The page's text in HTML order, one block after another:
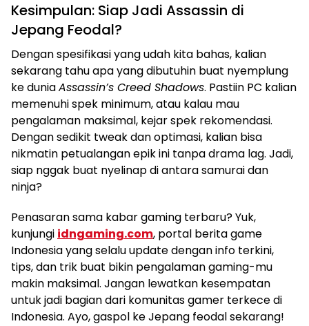
Kesimpulan: Siap Jadi Assassin di
Jepang Feodal?
Dengan spesifikasi yang udah kita bahas, kalian
sekarang tahu apa yang dibutuhin buat nyemplung
ke duniaAssassin’s Creed Shadows. Pastiin PC kalian
memenuhi spek minimum, atau kalau mau
pengalaman maksimal, kejar spek rekomendasi.
Dengan sedikit tweak dan optimasi, kalian bisa
nikmatin petualangan epik ini tanpa drama lag. Jadi,
siap nggak buat nyelinap di antara samurai dan
ninja?
Penasaran sama kabar gaming terbaru? Yuk,
kunjungi idngaming.com, portal berita game
Indonesia yang selalu update dengan info terkini,
tips, dan trik buat bikin pengalaman gaming-mu
makin maksimal. Jangan lewatkan kesempatan
untuk jadi bagian dari komunitas gamer terkece di
Indonesia. Ayo, gaspol ke Jepang feodal sekarang!